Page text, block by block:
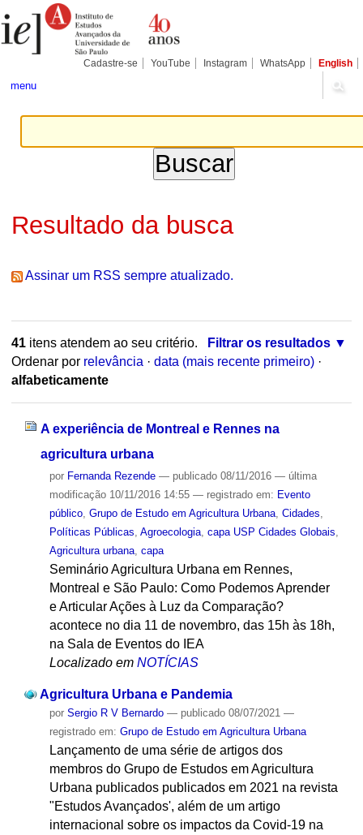
para
conteúdo.
Pessoais
Cadastre-se YouTube Instagram WhatsApp English
menu
Resultado da busca
Assinar um RSS sempre atualizado.
41itens atendem ao seu critério.
Filtrar os resultados
Ordenar por relevância · data (mais recente primeiro) ·
alfabeticamente
A experiência de Montreal e Rennes na
agricultura urbana
por Fernanda Rezende — publicado08/11/2016 — última
modificação10/11/2016 14:55 — registrado em: Evento
público, Grupo de Estudo em Agricultura Urbana, Cidades
Políticas Públicas Agroecologia, capa USP Cidades Globais
Agricultura urbana, capa
Seminário Agricultura Urbana em Rennes,
Montreal e São Paulo: Como Podemos Aprender
e Articular Ações à Luz da Comparação?
acontece no dia 11 de novembro, das 15h às 18h,
na Sala de Eventos do IEA
Localizado em NOTÍCIAS
Agricultura Urbana e Pandemia
por Sergio R V Bernardo — publicado08/07/2021 —
registrado em: Grupo de Estudo em Agricultura Urbana
Lançamento de uma série de artigos dos
membros do Grupo de Estudos em Agricultura
Urbana publicados publicados em 2021 na revista
"Estudos Avançados', além de um artigo
internacional sobre os impactos da Covid-19 na